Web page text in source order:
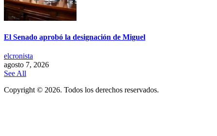
El Senado aprobó la designación de Miguel
elcronista
agosto 7, 2026
See All
Copyright © 2026. Todos los derechos reservados.